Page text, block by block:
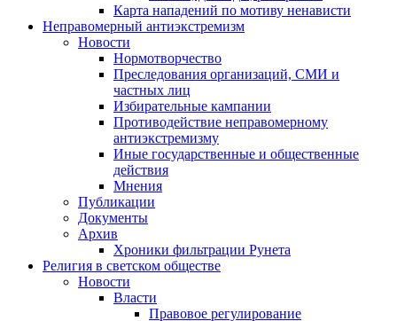
Карта нападений по мотиву ненависти
Неправомерный антиэкстремизм
Новости
Нормотворчество
Преследования организаций, СМИ и
частных лиц
Избирательные кампании
Противодействие неправомерному
антиэкстремизму
Иные государственные и общественные
действия
Мнения
Публикации
Документы
Архив
Хроники фильтрации Рунета
Религия в светском обществе
Новости
Власти
Правовое регулирование